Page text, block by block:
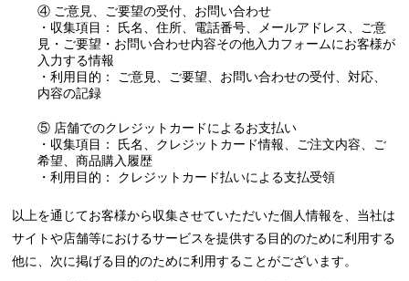
④ ご意見、ご要望の受付、お問い合わせ
・収集項目： 氏名、住所、電話番号、メールアドレス、ご意
見・ご要望・お問い合わせ内容その他入力フォームにお客様が
入力する情報
・利用目的： ご意見、ご要望、お問い合わせの受付、対応、
内容の記録
⑤ 店舗でのクレジットカードによるお支払い
・収集項目： 氏名、クレジットカード情報、ご注文内容、ご
希望、商品購入履歴
・利用目的： クレジットカード払いによる支払受領
以上を通じてお客様から収集させていただいた個人情報を、当社は
サイトや店舗等におけるサービスを提供する目的のために利用する
他に、次に掲げる目的のために利用することがございます。